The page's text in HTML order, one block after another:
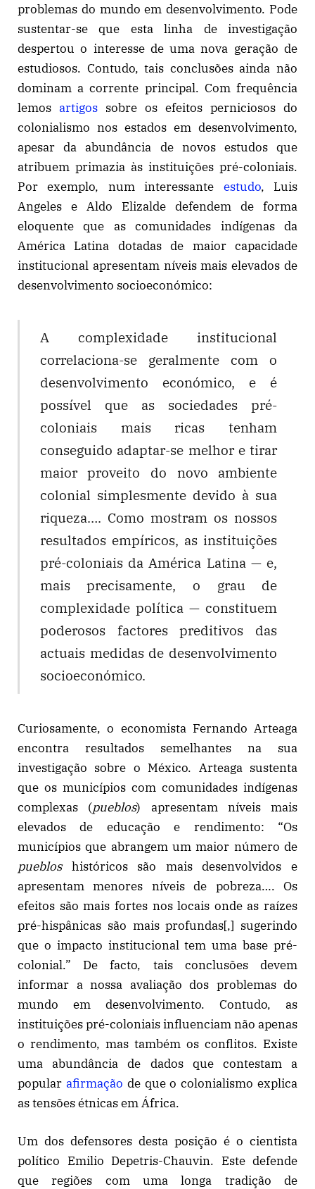
problemas do mundo em desenvolvimento. Pode
sustentar-se que esta linha de investigação
despertou o interesse de uma nova geração de
estudiosos. Contudo, tais conclusões ainda não
dominam a corrente principal. Com frequência
lemos artigos sobre os efeitos perniciosos do
colonialismo nos estados em desenvolvimento,
apesar da abundância de novos estudos que
atribuem primazia às instituições pré-coloniais.
Por exemplo, num interessante estudo, Luis
Angeles e Aldo Elizalde defendem de forma
eloquente que as comunidades indígenas da
América Latina dotadas de maior capacidade
institucional apresentam níveis mais elevados de
desenvolvimento socioeconómico:
A complexidade institucional
correlaciona-se geralmente com o
desenvolvimento económico, e é
possível que as sociedades pré-
coloniais mais ricas tenham
conseguido adaptar-se melhor e tirar
maior proveito do novo ambiente
colonial simplesmente devido à sua
riqueza…. Como mostram os nossos
resultados empíricos, as instituições
pré-coloniais da América Latina — e,
mais precisamente, o grau de
complexidade política — constituem
poderosos factores preditivos das
actuais medidas de desenvolvimento
socioeconómico.
Curiosamente, o economista Fernando Arteaga
encontra resultados semelhantes na sua
investigação sobre o México. Arteaga sustenta
que os municípios com comunidades indígenas
complexas (pueblos) apresentam níveis mais
elevados de educação e rendimento: “Os
municípios que abrangem um maior número de
puebloshistóricos são mais desenvolvidos e
apresentam menores níveis de pobreza…. Os
efeitos são mais fortes nos locais onde as raízes
pré-hispânicas são mais profundas[,] sugerindo
que o impacto institucional tem uma base pré-
colonial.” De facto, tais conclusões devem
informar a nossa avaliação dos problemas do
mundo em desenvolvimento. Contudo, as
instituições pré-coloniais influenciam não apenas
o rendimento, mas também os conflitos. Existe
uma abundância de dados que contestam a
popular afirmação de que o colonialismo explica
as tensões étnicas em África.
Um dos defensores desta posição é o cientista
político Emilio Depetris-Chauvin. Este defende
que regiões com uma longa tradição de